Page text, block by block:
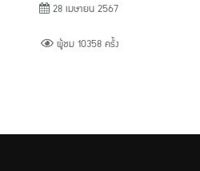
28 เมษายน 2567
ผู้ชม 10358 ครั้ง